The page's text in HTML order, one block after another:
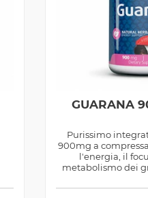
GUARANA
Purissimo
900mg a
l'energia, il
metabolismo dei